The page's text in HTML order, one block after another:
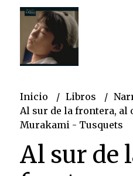
Inicio Libros
Al sur de la frontera, al
Murakami - Tusquets
Al sur de